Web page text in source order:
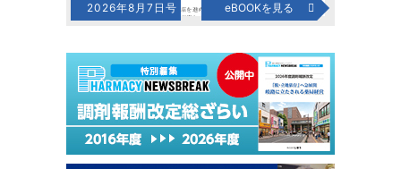
2026年8月7日号 eBOOKを見る